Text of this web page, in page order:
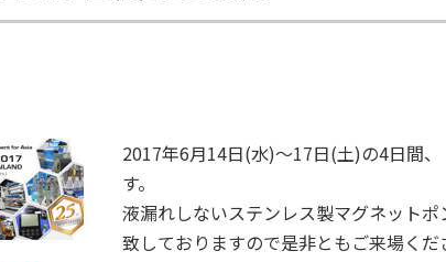
2017年6月14日(水)～17日(土)の4日間、
す。
液漏れしないステンレス製マグネット
致しておりますので是非ともご来場くだ